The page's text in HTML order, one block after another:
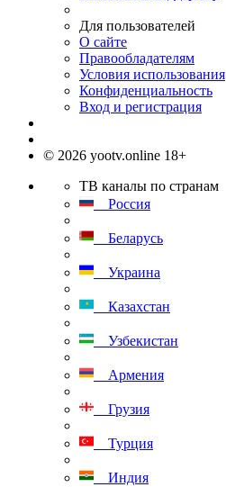
Для пользователей
О сайте
Правообладателям
Условия использования
Конфиденциальность
Вход и регистрация
© 2026 yootv.online 18+
ТВ каналы по странам
Россия
Беларусь
Украина
Казахстан
Узбекистан
Армения
Грузия
Турция
Индия